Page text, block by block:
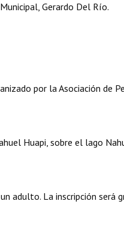
Gerardo Del Río.
por la Asociación de
Huapi, sobre el lago
adulto. La inscripción será